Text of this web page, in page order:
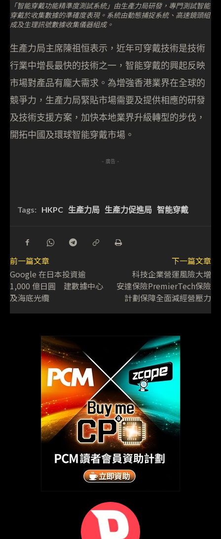
「智能穿戴功能精準度測試系統」由生產力局研發，專門測試智能
穿戴於收集數據的準確度表現。系統由動態捕捉系統、高速鏡頭組
成及生理訊號數據收集儀器組成。
生產力局主席陳祖恒表示，近年可穿戴技術是技術
行業中增長最快的技術之一，智能穿戴的興起反映
市場對產品有龐大需求。為增強香港業界在全球的
競爭力，生產力局緊貼市場需要及提供相應的研發
及技術支援方案，加快本地業界升級轉型的步伐，
開拓中國及環球智能穿戴市場。
- 廣告 -
Tags: HKPC 生產力局 生產力促進局 智能穿戴
前一篇文章
Google 在日本投資逾
1,000 億日圓 建數據中心
及海底光纜
下一篇文章
科技企業營運風險大增
安達保險PremierTech保險
計劃保障全面減經營壓力